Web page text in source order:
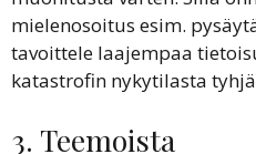
mielenosoitus esim.
tavoittele laajempaa
katastrofin nykytilasta
3. Teemoista